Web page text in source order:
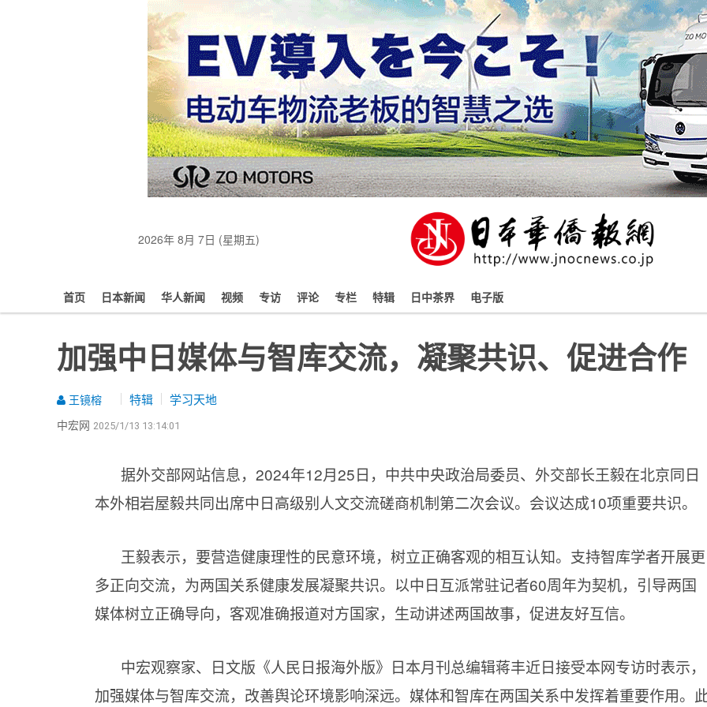
2026年 8月 7日 (星期五)
首页 日本新闻 华人新闻 视频 专访 评论 专栏 特辑 日中茶界 电子版
加强中日媒体与智库交流，凝聚共识、促进合作
王镜榕 特辑 学习天地
中宏网 2025/1/13 13:14:01
据外交部网站信息，2024年12月25日，中共中央政治局委员、外交部长王毅在北京同日
本外相岩屋毅共同出席中日高级别人文交流磋商机制第二次会议。会议达成10项重要共识。
王毅表示，要营造健康理性的民意环境，树立正确客观的相互认知。支持智库学者开展更
多正向交流，为两国关系健康发展凝聚共识。以中日互派常驻记者60周年为契机，引导两国
媒体树立正确导向，客观准确报道对方国家，生动讲述两国故事，促进友好互信。
中宏观察家、日文版《人民日报海外版》日本月刊总编辑蒋丰近日接受本网专访时表示，
加强媒体与智库交流，改善舆论环境影响深远。媒体和智库在两国关系中发挥着重要作用。